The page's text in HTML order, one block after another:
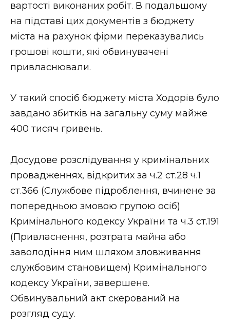
вартості виконаних робіт. В подальшому
на підставі цих документів з бюджету
міста на рахунок фірми переказувались
грошові кошти, які обвинувачені
привласнювали.
У такий спосіб бюджету міста Ходорів було
завдано збитків на загальну суму майже
400 тисяч гривень.
Досудове розслідування у кримінальних
провадженнях, відкритих за ч.2 ст.28 ч.1
ст.366 (Службове підроблення, вчинене за
попередньою змовою групою осіб)
Кримінального кодексу України та ч.3 ст.191
(Привласнення, розтрата майна або
заволодіння ним шляхом зловживання
службовим становищем) Кримінального
кодексу України, завершене.
Обвинувальний акт скерований на
розгляд суду.